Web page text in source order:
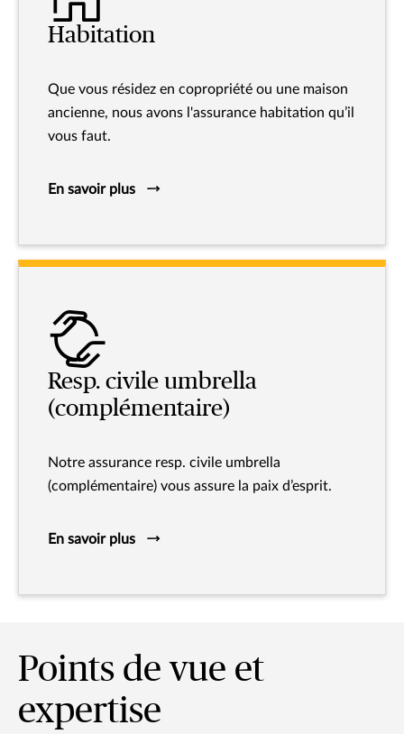
Habitation
Que vous résidez en copropriété ou une maison
ancienne, nous avons l'assurance habitation qu’il
vous faut.
En savoir plus
Resp. civile umbrella
(complémentaire)
Notre assurance resp. civile umbrella
(complémentaire) vous assure la paix d’esprit.
En savoir plus
Points de vue et
expertise